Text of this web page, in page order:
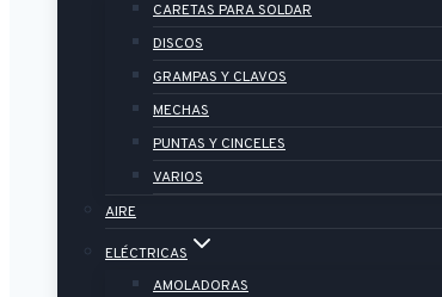
CARETAS PARA SOLDAR
DISCOS
GRAMPAS Y CLAVOS
MECHAS
PUNTAS Y CINCELES
VARIOS
AIRE
ELÉCTRICAS
AMOLADORAS